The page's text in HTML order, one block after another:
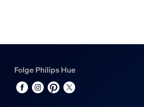
Folge Philips Hue